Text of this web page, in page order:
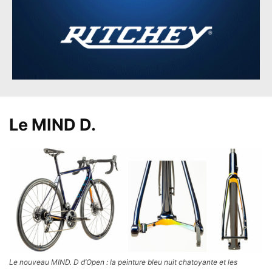
Le MIND D.
Le nouveau MIND. D d’Open : la peinture bleu nuit chatoyante et les